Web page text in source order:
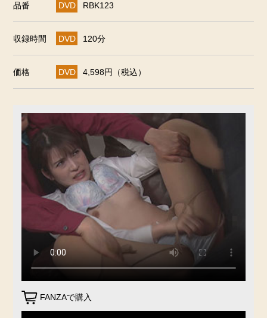
品番 DVD RBK123
収録時間 DVD 120分
価格 DVD 4,598円（税込）
FANZAで購入